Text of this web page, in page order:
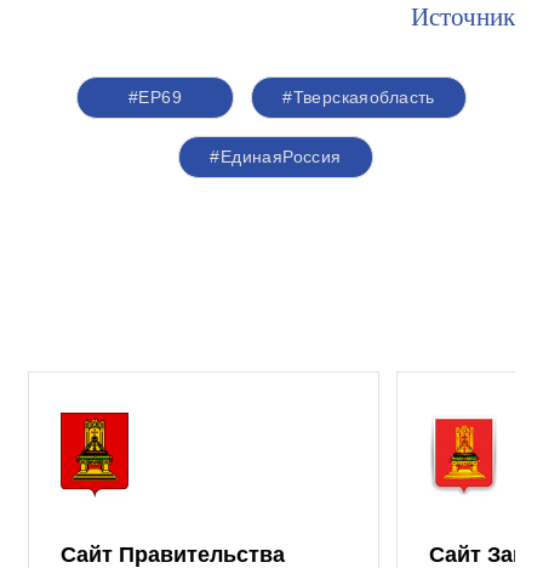
Источник
#ЕР69 #Тверскаяобласть
#ЕдинаяРоссия
Сайт Правительства
Сайт